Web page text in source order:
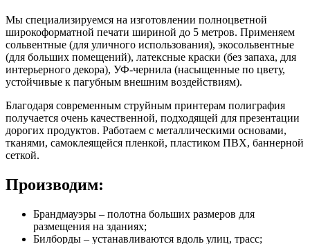
Мы специализируемся на изготовлении полноцветной
широкоформатной печати шириной до 5 метров. Применяем
сольвентные (для уличного использования), экосольвентные
(для больших помещений), латексные краски (без запаха, для
интерьерного декора), УФ-чернила (насыщенные по цвету,
устойчивые к пагубным внешним воздействиям).
Благодаря современным струйным принтерам полиграфия
получается очень качественной, подходящей для презентации
дорогих продуктов. Работаем с металлическими основами,
тканями, самоклеящейся пленкой, пластиком ПВХ, баннерной
сеткой.
Производим:
Брандмауэры – полотна больших размеров для
размещения на зданиях;
Билборды – устанавливаются вдоль улиц, трасс;